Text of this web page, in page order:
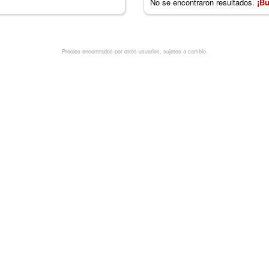
No se encontraron resultados.
Precios encontrados por otros usuarios, sujetos a cambio.